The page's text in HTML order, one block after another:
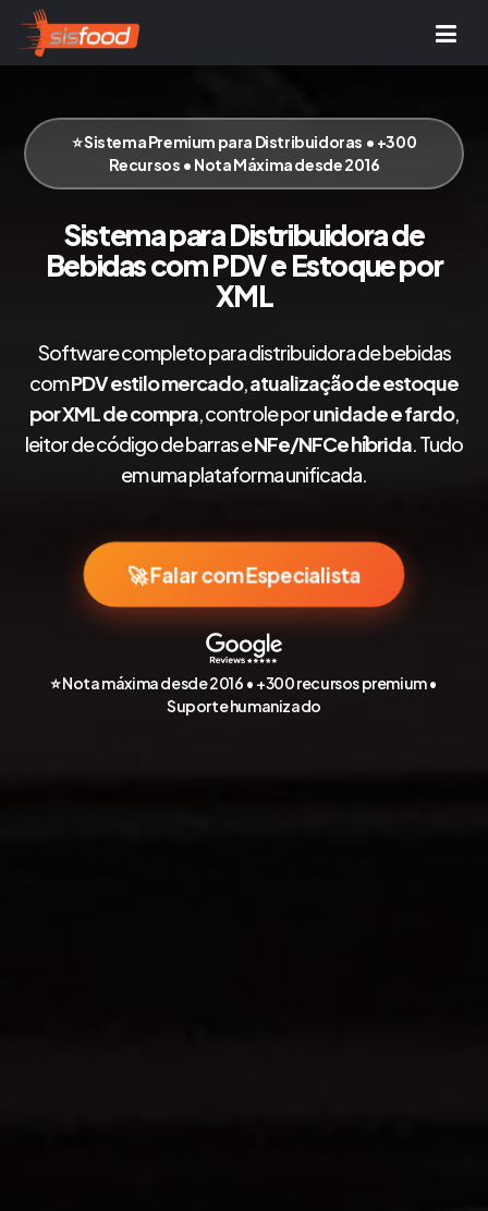
⭐ Sistema Premium para Distribuidoras • +300
Recursos • Nota Máxima desde 2016
Sistema para Distribuidora de
Bebidas com PDV e Estoque por
XML
Software completo para distribuidora de bebidas
comPDV estilo mercado,atualização de estoque
por XML de compra, controle porunidade e fardo,
leitor de código de barras eNFe/NFCe híbrida. Tudo
em uma plataforma unificada.
🚀 Falar com Especialista
⭐ Nota máxima desde 2016 • +300 recursos premium •
Suporte humanizado